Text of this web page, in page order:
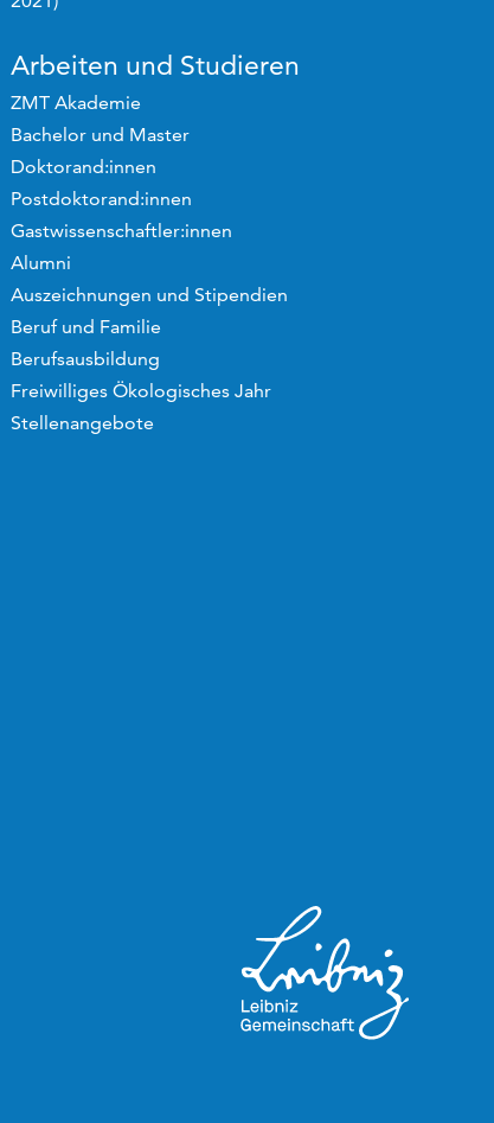
Arbeiten und Studieren
ZMT Akademie
Bachelor und Master
Doktorand:innen
Postdoktorand:innen
Gastwissenschaftler:innen
Alumni
Auszeichnungen und Stipendien
Beruf und Familie
Berufsausbildung
Freiwilliges Ökologisches Jahr
Stellenangebote